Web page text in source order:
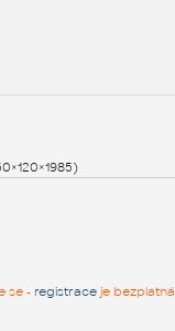
se - registraceje bezplatná.